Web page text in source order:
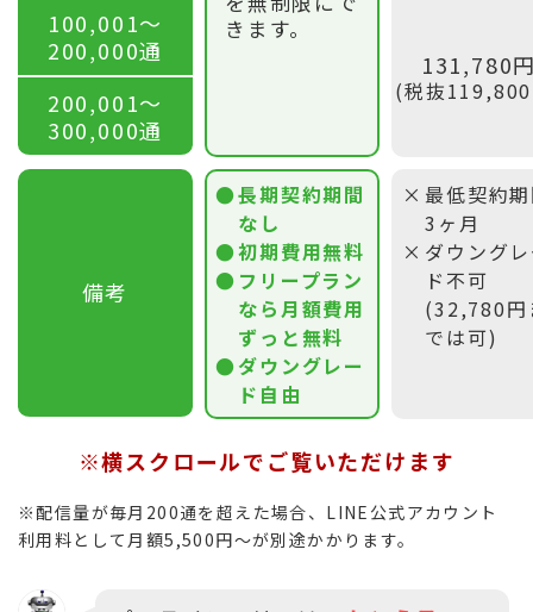
きます。
100,001〜
200,000通
131,780
(税抜
200,001〜
300,000通
備考
長期契約期間
なし
初期費用無料
フリープラン
なら月額費用
ずっと無料
ダウングレー
ド自由
最低契約
3ヶ月
ダウング
ド不可
(32,780円
では可)
※横スクロールでご覧いただけます
※配信量が毎月200通を超えた場合、LINE公式アカウント
利用料として月額5,500円〜が別途かかります。